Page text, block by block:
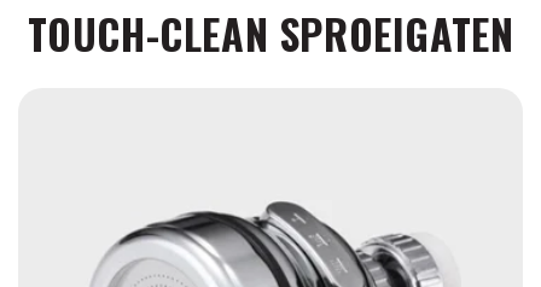
TOUCH-CLEAN SPROEIGATEN